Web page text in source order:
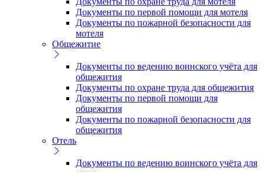
Документы по первой помощи для мотеля
Документы по пожарной безопасности для
мотеля
Общежитие
Документы по ведению воинского учёта для
общежития
Документы по охране труда для общежития
Документы по первой помощи для
общежития
Документы по пожарной безопасности для
общежития
Отель
Документы по ведению воинского учёта для